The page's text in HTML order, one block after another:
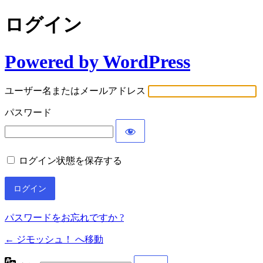
ログイン
Powered by WordPress
ユーザー名またはメールアドレス
パスワード
ログイン状態を保存する
パスワードをお忘れですか ?
← ジモッシュ！ へ移動